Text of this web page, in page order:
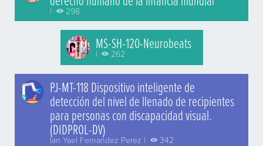
| 298
MS-SH-120-Neurobeats
| 262
PJ-MT-118 Dispositivo inteligente de
detección del nivel de llenado de recipientes
para personas con discapacidad visual.
(DIDPROL-DV)
Ian Yael Fernandez Perez | 342